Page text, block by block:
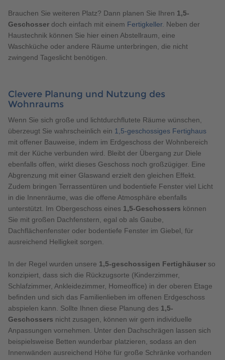
Brauchen Sie weiteren Platz? Dann planen Sie Ihren 1,5-
Geschosser doch einfach mit einem Fertigkeller. Neben der
Haustechnik können Sie hier einen Abstellraum, eine
Waschküche oder andere Räume unterbringen, die nicht
zwingend Tageslicht benötigen.
Clevere Planung und Nutzung des
Wohnraums
Wenn Sie sich große und lichtdurchflutete Räume wünschen,
überzeugt Sie wahrscheinlich ein 1,5-geschossiges Fertighaus
mit offener Bauweise, indem im Erdgeschoss der Wohnbereich
mit der Küche verbunden wird. Bleibt der Übergang zur Diele
ebenfalls offen, wirkt dieses Geschoss noch großzügiger. Eine
Abgrenzung mit einer Glaswand erzielt den gleichen Effekt.
Zudem bringen Terrassentüren und bodentiefe Fenster viel Licht
in die Innenräume, was die offene Atmosphäre ebenfalls
unterstützt. Im Obergeschoss eines 1,5-Geschossers können
Sie mit großen Dachfenstern, egal ob als Gaube,
Dachflächenfenster oder bodentiefe Fenster im Giebel, für
ausreichend Helligkeit sorgen.
In der Regel wurden unsere 1,5-geschossigen Fertighäuser so
konzipiert, dass sich die Rückzugsorte (Kinderzimmer,
Schlafzimmer, Ankleidezimmer, Homeoffice) in der oberen Etage
befinden und sich das Familienlieben im offenen Erdgeschoss
abspielen kann. Sollte Ihnen diese Planung des 1,5-
Geschossers nicht zusagen, können wir gern individuelle
Anpassungen vornehmen. Unter den Dachschrägen lassen sich
beispielsweise Betten wunderbar platzieren, sodass an den
Innenwänden ausreichend Höhe für große Schränke vorhanden